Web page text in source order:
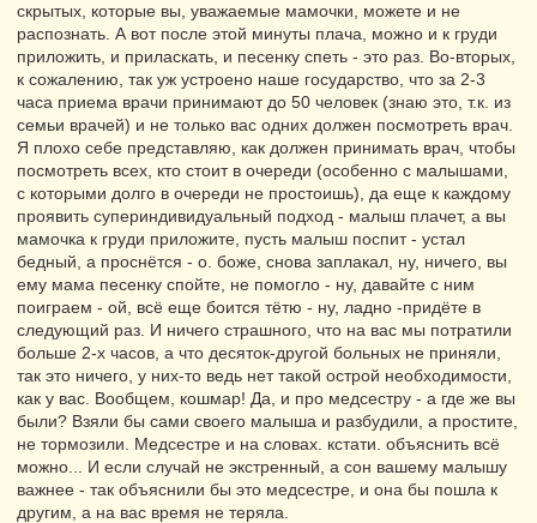
скрытых, которые вы, уважаемые мамочки, можете и не
распознать. А вот после этой минуты плача, можно и к груди
приложить, и приласкать, и песенку спеть - это раз. Во-вторых,
к сожалению, так уж устроено наше государство, что за 2-3
часа приема врачи принимают до 50 человек (знаю это, т.к. из
семьи врачей) и не только вас одних должен посмотреть врач.
Я плохо себе представляю, как должен принимать врач, чтобы
посмотреть всех, кто стоит в очереди (особенно с малышами,
с которыми долго в очереди не простоишь), да еще к каждому
проявить супериндивидуальный подход - малыш плачет, а вы
мамочка к груди приложите, пусть малыш поспит - устал
бедный, а проснётся - о. боже, снова заплакал, ну, ничего, вы
ему мама песенку спойте, не помогло - ну, давайте с ним
поиграем - ой, всё еще боится тётю - ну, ладно -придёте в
следующий раз. И ничего страшного, что на вас мы потратили
больше 2-х часов, а что десяток-другой больных не приняли,
так это ничего, у них-то ведь нет такой острой необходимости,
как у вас. Вообщем, кошмар! Да, и про медсестру - а где же вы
были? Взяли бы сами своего малыша и разбудили, а простите,
не тормозили. Медсестре и на словах. кстати. объяснить всё
можно... И если случай не экстренный, а сон вашему малышу
важнее - так объяснили бы это медсестре, и она бы пошла к
другим, а на вас время не теряла.